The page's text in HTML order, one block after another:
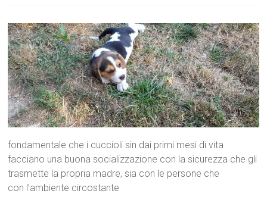
fondamentale che i cuccioli sin dai primi mesi di vita
facciano una buona socializzazione con la sicurezza che gli
trasmette la propria madre, sia con le persone che
con l’ambiente circostante